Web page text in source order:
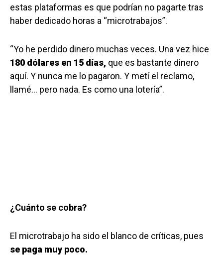
estas plataformas es que podrían no pagarte tras
haber dedicado horas a “microtrabajos”.
“Yo he perdido dinero muchas veces. Una vez hice
180 dólares en 15 días, que es bastante dinero
aquí. Y nunca me lo pagaron. Y metí el reclamo,
llamé… pero nada. Es como una lotería”.
¿Cuánto se cobra?
El microtrabajo ha sido el blanco de críticas, pues
se paga muy poco.